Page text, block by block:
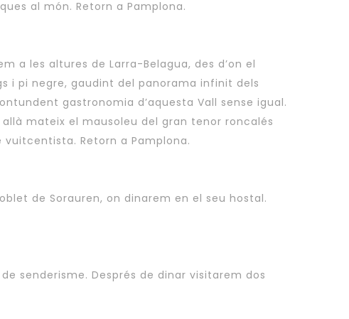
al món. Retorn a Pamplona.
a les altures de Larra-Belagua, des d’on el
i pi negre, gaudint del panorama infinit dels
gastronomia d’aquesta Vall sense igual.
mateix el mausoleu del gran tenor roncalés
Retorn a Pamplona.
de Sorauren, on dinarem en el seu hostal.
senderisme. Després de dinar visitarem dos